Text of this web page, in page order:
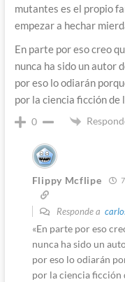
mutantes es el propio
empezar a hechar
En parte por eso creo
nunca ha sido un autor
por eso lo odiarán
por la ciencia ficción de
0
Flippy Mcflipe
Responde a
«En parte por eso
nunca ha sido un
por eso lo odiarán
por la ciencia ficción